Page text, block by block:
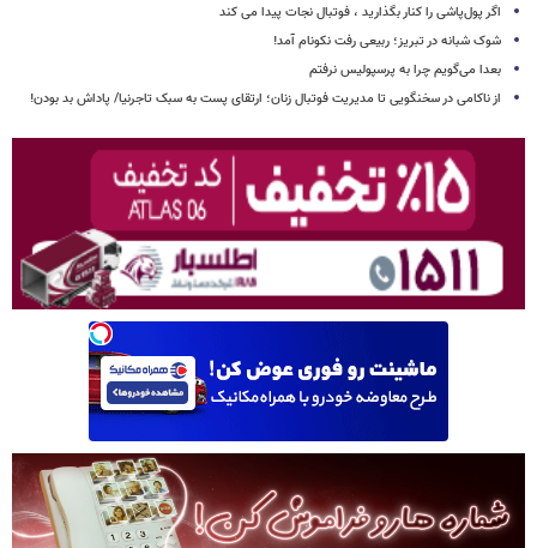
اگر پول‌پاشی را کنار بگذارید ، فوتبال نجات پیدا می کند
شوک شبانه در تبریز؛ ربیعی رفت نکونام آمد!
بعدا می‌گویم چرا به پرسپولیس نرفتم
از ناکامی در سخنگویی تا مدیریت فوتبال زنان؛ ارتقای پست به سبک تاجرنیا/ پاداش بد بودن!